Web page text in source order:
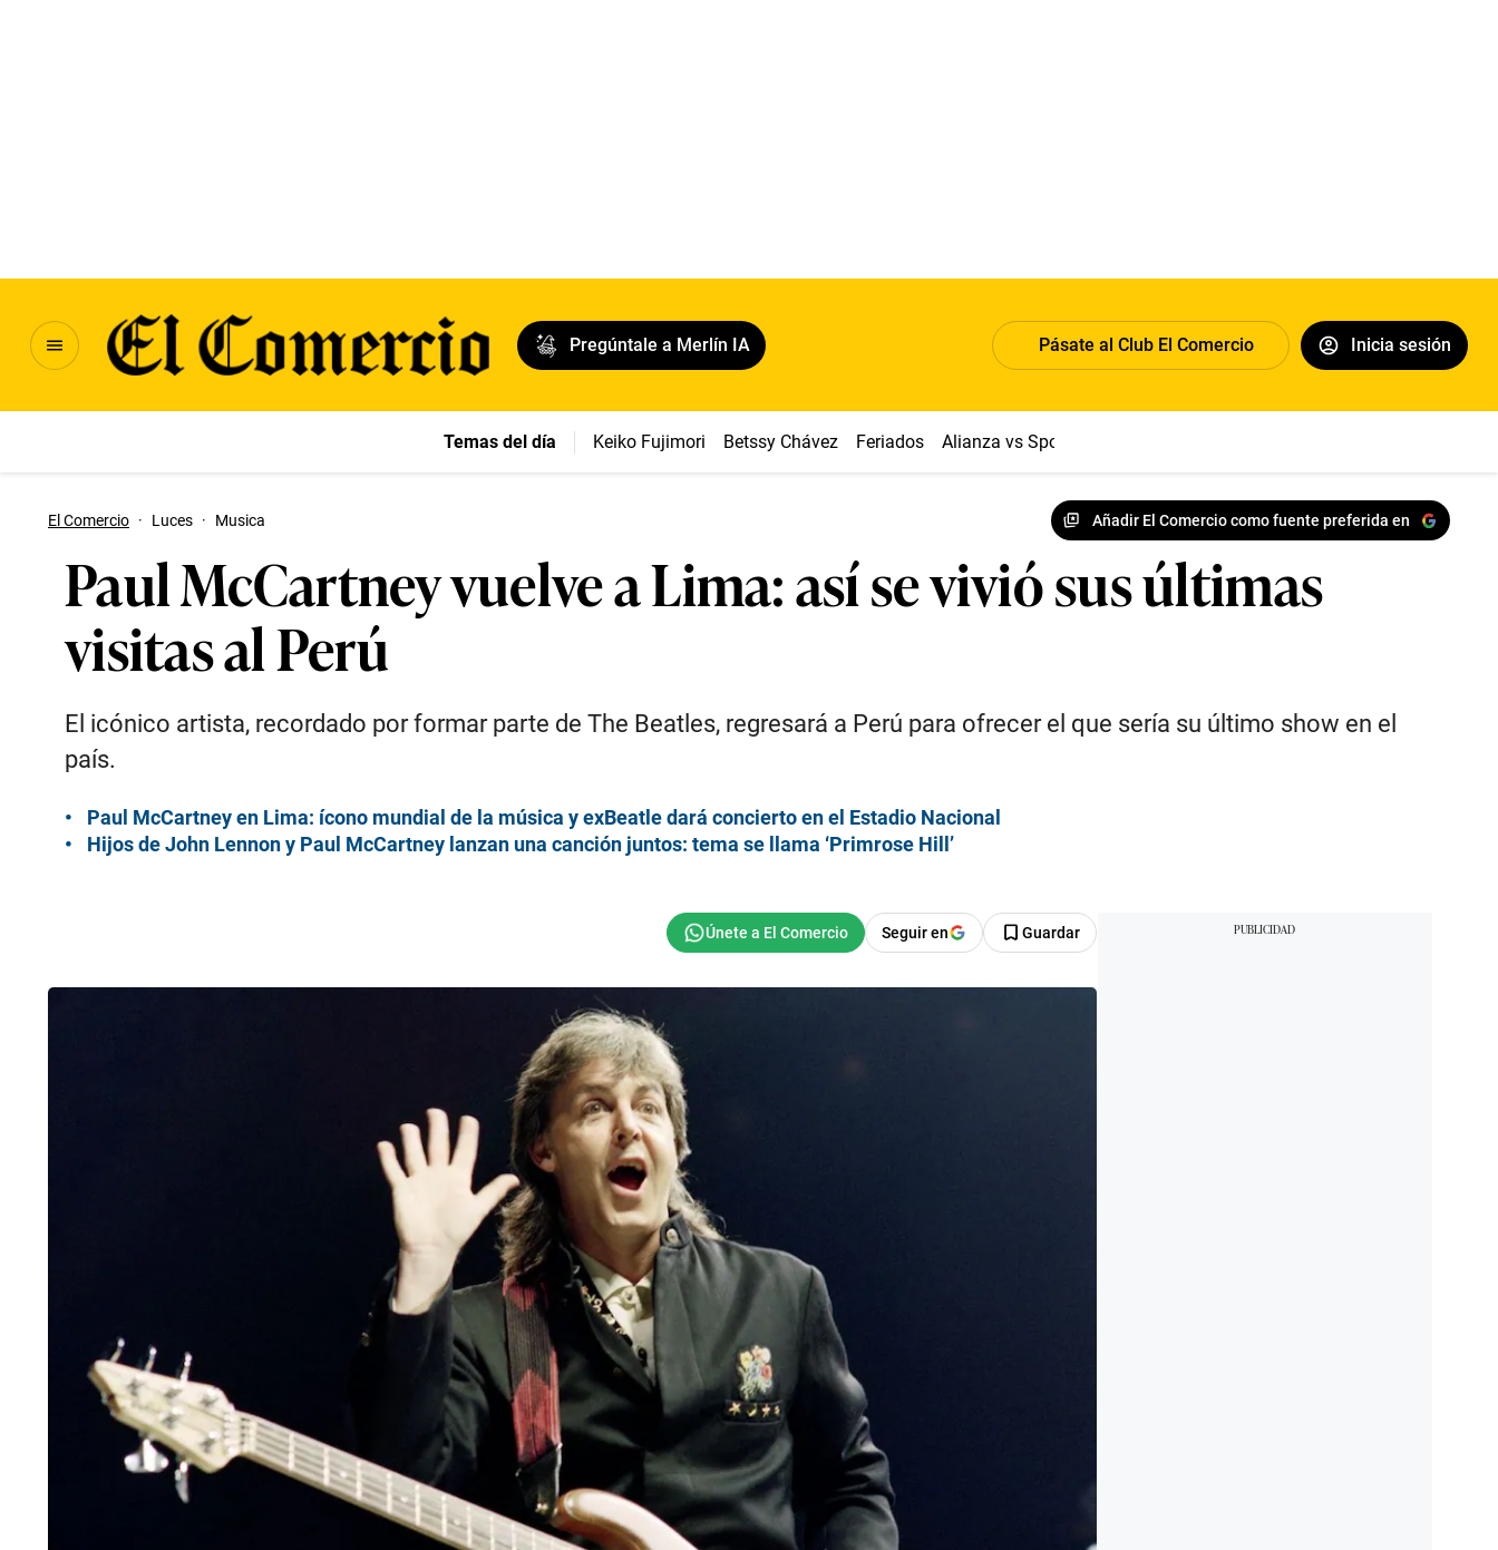
Pregúntale a Merlín IA Pásate al Club El Comercio Inicia sesión
Temas del día Keiko Fujimori Betssy Chávez Feriados Alianza vs Sport Boys
El Comercio · Luces · Musica Añadir El Comercio como fuente preferida en
Paul McCartney vuelve a Lima: así se vivió sus últimas
visitas al Perú
El icónico artista, recordado por formar parte de The Beatles, regresará a Perú para ofrecer el que sería su último show en el
país.
Paul McCartney en Lima: ícono mundial de la música y exBeatle dará concierto en el Estadio Nacional
Hijos de John Lennon y Paul McCartney lanzan una canción juntos: tema se llama ‘Primrose Hill’
Seguir en Guardar